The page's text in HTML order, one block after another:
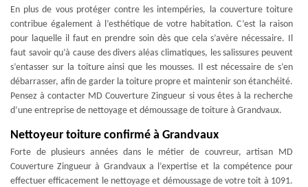
En plus de vous protéger contre les intempéries, la couverture toiture
contribue également à l’esthétique de votre habitation. C’est la raison
pour laquelle il faut en prendre soin dès que cela s’avère nécessaire. Il
faut savoir qu’à cause des divers aléas climatiques, les salissures peuvent
s’entasser sur la toiture ainsi que les mousses. Il est nécessaire de s’en
débarrasser, afin de garder la toiture propre et maintenir son étanchéité.
Pensez à contacter MD Couverture Zingueur si vous êtes à la recherche
d’une entreprise de nettoyage et démoussage de toiture à Grandvaux.
Nettoyeur toiture confirmé à Grandvaux
Forte de plusieurs années dans le métier de couvreur, artisan MD
Couverture Zingueur à Grandvaux a l’expertise et la compétence pour
effectuer efficacement le nettoyage et démoussage de votre toit à 1091.